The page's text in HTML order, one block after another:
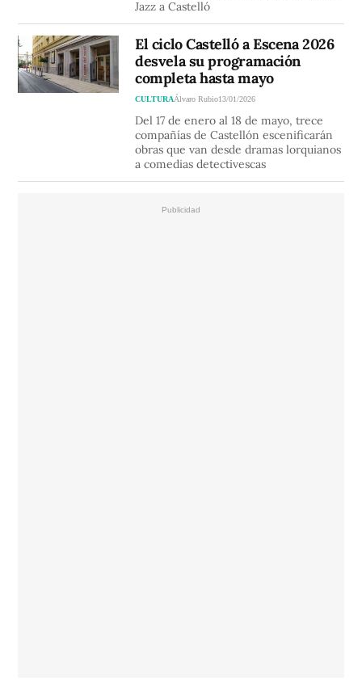
Jazz a Castelló
El ciclo Castelló a Escena 2026
desvela su programación
completa hasta mayo
CULTURAÁlvaro Rubio13/01/2026
Del 17 de enero al 18 de mayo, trece
compañías de Castellón escenificarán
obras que van desde dramas lorquianos
a comedias detectivescas